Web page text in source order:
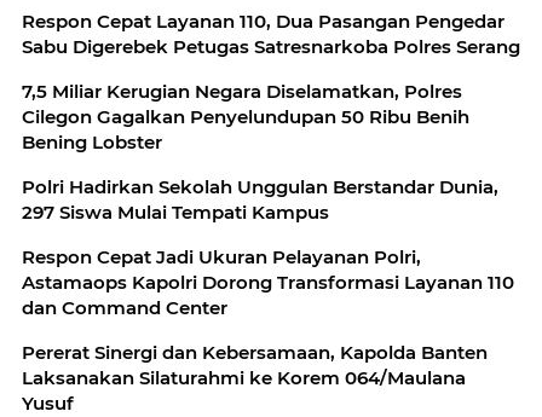
Respon Cepat Layanan 110, Dua Pasangan Pengedar
Sabu Digerebek Petugas Satresnarkoba Polres Serang
7,5 Miliar Kerugian Negara Diselamatkan, Polres
Cilegon Gagalkan Penyelundupan 50 Ribu Benih
Bening Lobster
Polri Hadirkan Sekolah Unggulan Berstandar Dunia,
297 Siswa Mulai Tempati Kampus
Respon Cepat Jadi Ukuran Pelayanan Polri,
Astamaops Kapolri Dorong Transformasi Layanan 110
dan Command Center
Pererat Sinergi dan Kebersamaan, Kapolda Banten
Laksanakan Silaturahmi ke Korem 064/Maulana
Yusuf